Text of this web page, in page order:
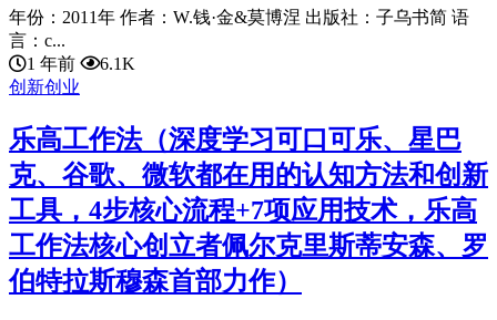
年份：2011年 作者：W.钱·金&莫博涅 出版社：子乌书简 语
言：c...
1 年前
6.1K
创新创业
乐高工作法（深度学习可口可乐、星巴
克、谷歌、微软都在用的认知方法和创新
工具，4步核心流程+7项应用技术，乐高
工作法核心创立者佩尔克里斯蒂安森、罗
伯特拉斯穆森首部力作）